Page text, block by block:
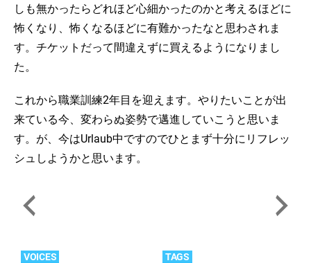
しも無かったらどれほど心細かったのかと考えるほどに
怖くなり、怖くなるほどに有難かったなと思わされま
す。チケットだって間違えずに買えるようになりまし
た。
これから職業訓練2年目を迎えます。やりたいことが出
来ている今、変わらぬ姿勢で邁進していこうと思いま
す。が、今はUrlaub中ですのでひとまず十分にリフレッ
シュしようかと思います。
VOICES TAGS